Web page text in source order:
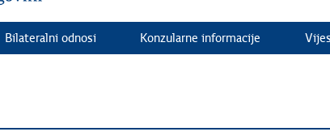
Bilateralni odnosi Konzularne informacije